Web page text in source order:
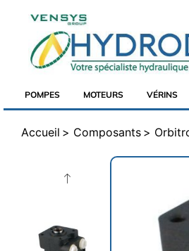
POMPES MOTEURS VÉRINS
Accueil Composants